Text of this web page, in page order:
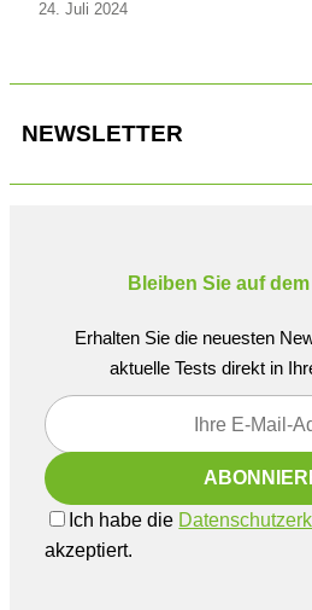
24. Juli 2024
NEWSLETTER
Bleiben Sie auf
Erhalten Sie die neuesten
aktuelle Tests direkt in
Ich habe die
akzeptiert.